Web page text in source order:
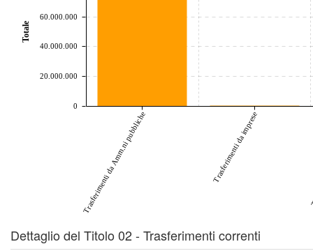
Trasferimenti da Amm.ni pubbliche Trasferimenti da imprese
0
20.000.000
40.000.000
60.000.000
Totale
Dettaglio del Titolo 02 - Trasferimenti correnti